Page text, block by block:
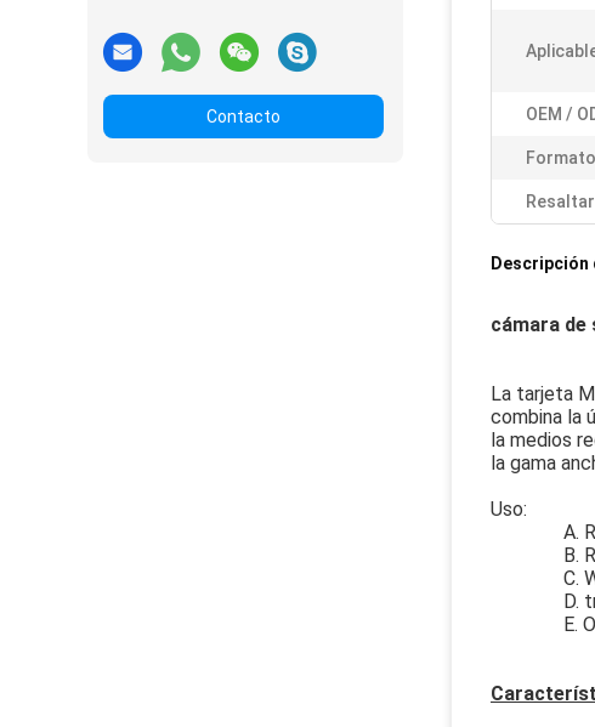
Contacto OEM /
cámara de
La tarjeta
combina la
la medios
la gama
Uso:
A.
B.
C.
D.
E. Otras